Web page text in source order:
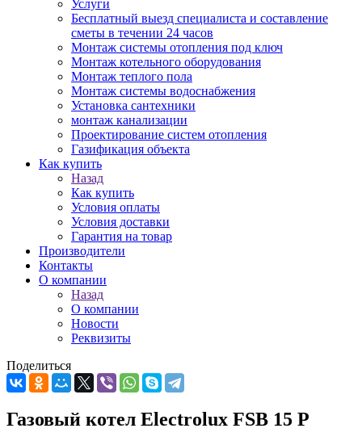
Услуги
Бесплатный выезд специалиста и составление
сметы в течении 24 часов
Монтаж системы отопления под ключ
Монтаж котельного оборудования
Монтаж теплого пола
Монтаж системы водоснабжения
Установка сантехники
монтаж канализации
Проектирование систем отопления
Газификация объекта
Как купить
Назад
Как купить
Условия оплаты
Условия доставки
Гарантия на товар
Производители
Контакты
О компании
Назад
О компании
Новости
Реквизиты
Поделиться
Газовый котел Electrolux FSB 15 P